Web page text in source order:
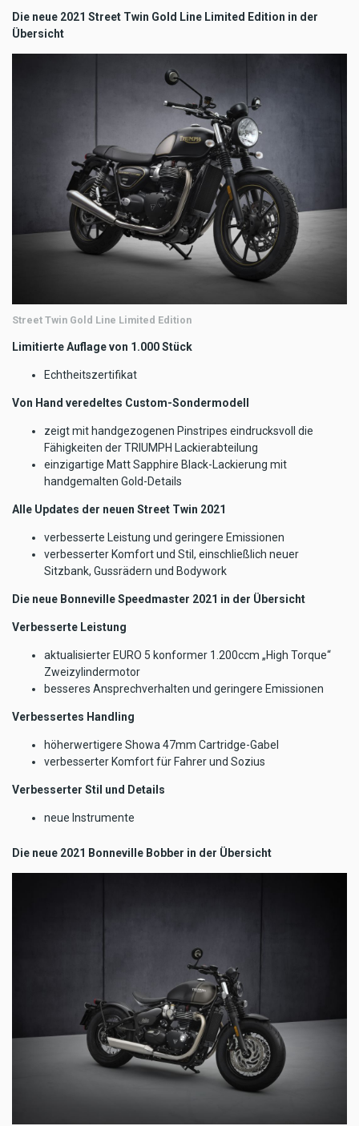
Die neue 2021 Street Twin Gold Line Limited Edition in der
Übersicht
Street Twin Gold Line Limited Edition
Limitierte Auflage von 1.000 Stück
Echtheitszertifikat
Von Hand veredeltes Custom-Sondermodell
zeigt mit handgezogenen Pinstripes eindrucksvoll die
Fähigkeiten der TRIUMPH Lackierabteilung
einzigartige Matt Sapphire Black-Lackierung mit
handgemalten Gold-Details
Alle Updates der neuen Street Twin 2021
verbesserte Leistung und geringere Emissionen
verbesserter Komfort und Stil, einschließlich neuer
Sitzbank, Gussrädern und Bodywork
Die neue Bonneville Speedmaster 2021 in der Übersicht
Verbesserte Leistung
aktualisierter EURO 5 konformer 1.200ccm „High Torque“
Zweizylindermotor
besseres Ansprechverhalten und geringere Emissionen
Verbessertes Handling
höherwertigere Showa 47mm Cartridge-Gabel
verbesserter Komfort für Fahrer und Sozius
Verbesserter Stil und Details
neue Instrumente
Die neue 2021 Bonneville Bobber in der Übersicht